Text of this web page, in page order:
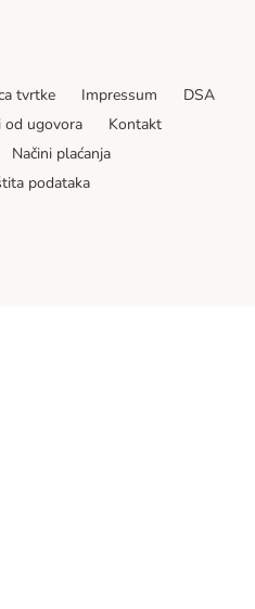
tvrtke Impressum
DSA
od ugovora
Kontakt
Načini plaćanja
podataka